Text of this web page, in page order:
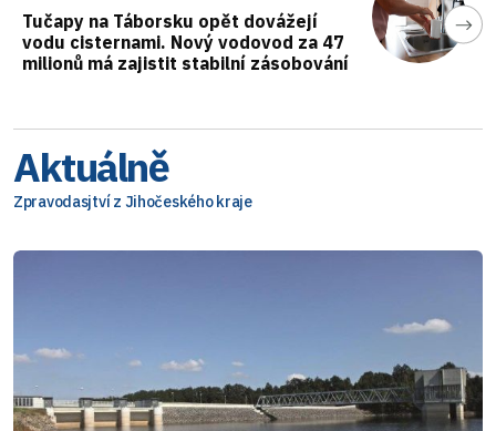
Tučapy na Táborsku opět dovážejí
vodu cisternami. Nový vodovod za 47
milionů má zajistit stabilní zásobování
Aktuálně
Zpravodasjtví z Jihočeského kraje